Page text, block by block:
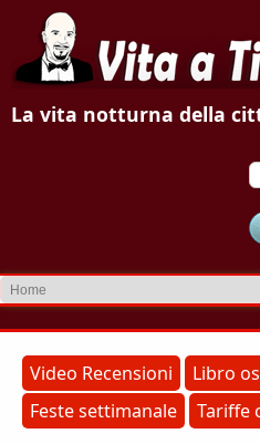
V
a
T
m
La vita notturna della
F
o
r
d
i
r
i
c
C
r
c
a
Video Recensioni Libro
Feste settimanale
Tariffe